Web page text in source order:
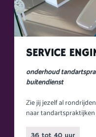
SERVICE
onderhoud
buitendienst
Zie jij jezelf al
naar